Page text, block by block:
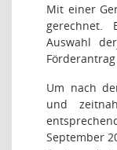
Mit einer
gerechnet.
Auswahl
Um nach
und
September